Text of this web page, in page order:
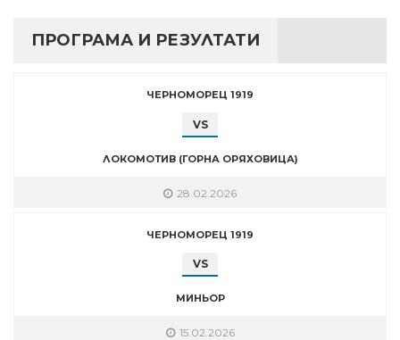
ПРОГРАМА И РЕЗУЛТАТИ
ЧЕРНОМОРЕЦ 1919
VS
ЛОКОМОТИВ (ГОРНА ОРЯХОВИЦА)
28.02.2026
ЧЕРНОМОРЕЦ 1919
VS
МИНЬОР
15.02.2026